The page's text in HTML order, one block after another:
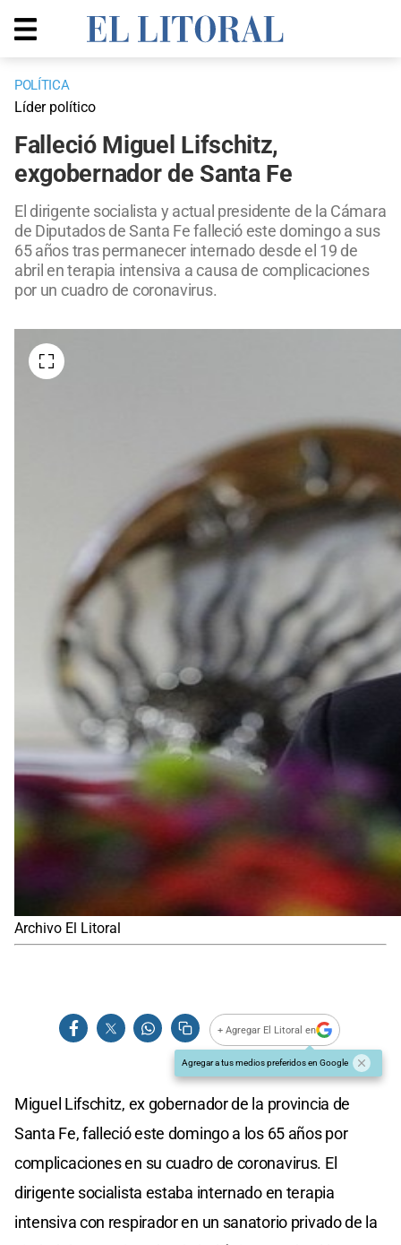
POLÍTICA
Líder político
Falleció Miguel Lifschitz,
exgobernador de Santa Fe
El dirigente socialista y actual presidente de la Cámara
de Diputados de Santa Fe falleció este domingo a sus
65 años tras permanecer internado desde el 19 de
abril en terapia intensiva a causa de complicaciones
por un cuadro de coronavirus.
Archivo El Litoral
+ Agregar El Litoral en
Agregar a tus medios preferidos en Google
Miguel Lifschitz, ex gobernador de la provincia de
Santa Fe, falleció este domingo a los 65 años por
complicaciones en su cuadro de coronavirus. El
dirigente socialista estaba internado en terapia
intensiva con respirador en un sanatorio privado de la